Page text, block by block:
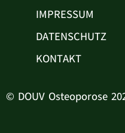
IMPRESSUM
DATENSCHUTZ
KONTAKT
© DOUV Osteoporose